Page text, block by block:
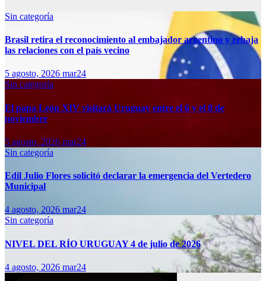
Sin categoría
Brasil retira el reconocimiento al embajador argentino y rebaja
las relaciones con el país vecino
5 agosto, 2026 mar24
Sin categoría
El papa León XIV visitará Uruguay entre el 6 y el 8 de
noviembre
5 agosto, 2026 mar24
Sin categoría
Edil Julio Flores solicitó declarar la emergencia del Vertedero
Municipal
4 agosto, 2026 mar24
Sin categoría
NIVEL DEL RÍO URUGUAY 4 de julio de 2026
4 agosto, 2026 mar24